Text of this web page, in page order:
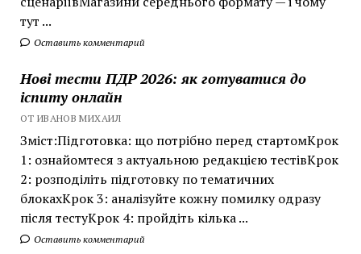
тут ...
Оставить комментарий
Нові тести ПДР 2026: як готуватися до
іспиту онлайн
ОТ ИВАНОВ МИХАИЛ
Зміст:Підготовка: що потрібно перед стартомКрок
1: ознайомтеся з актуальною редакцією тестівКрок
2: розподіліть підготовку по тематичних
блокахКрок 3: аналізуйте кожну помилку одразу
після тестуКрок 4: пройдіть кілька ...
Оставить комментарий